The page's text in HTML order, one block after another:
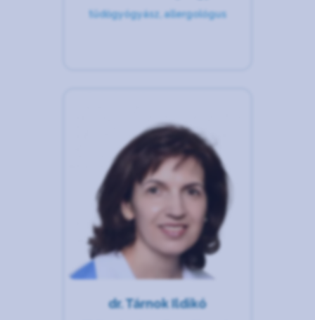
tüdőgyógyász, allergológus
dr. Tárnok Ildikó